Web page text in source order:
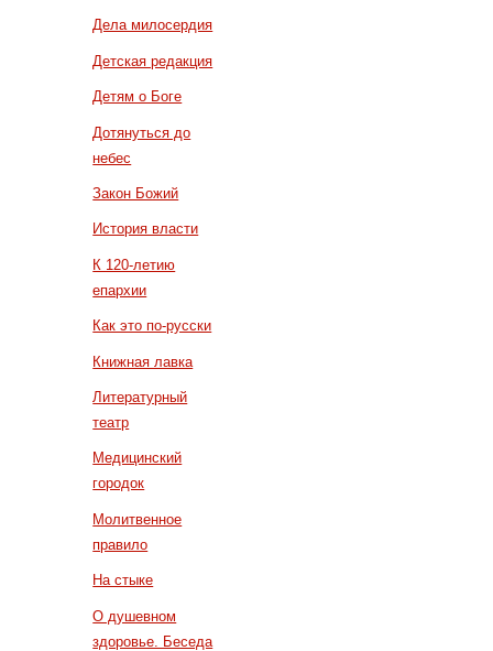
Дела милосердия
Детская редакция
Детям о Боге
Дотянуться до
небес
Закон Божий
История власти
К 120-летию
епархии
Как это по-русски
Книжная лавка
Литературный
театр
Медицинский
городок
Молитвенное
правило
На стыке
О душевном
здоровье. Беседа